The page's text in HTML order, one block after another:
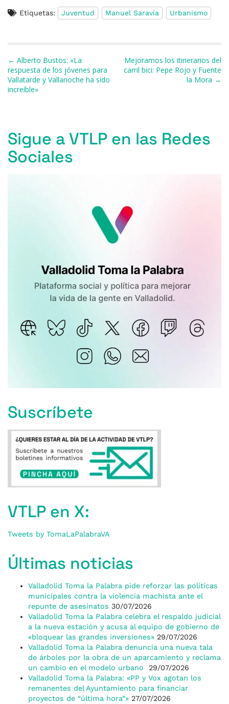
c
b
o
o
u
e
k
y
h
re
s
h
at
p
el
e
a
m
m
ai
o
m
ar
ti
Etiquetas: Juventud Manuel Saravia Urbanismo
Navegación de entradas
← Alberto Bustos: «La
respuesta de los jóvenes para
Vallatarde y Vallanoche ha sido
increíble»
Mejoramos los itinerarios del
carril bici: Pepe Rojo y Fuente
la Mora →
Sigue a VTLP en las Redes
Sociales
Suscríbete
VTLP en X:
Tweets by TomaLaPalabraVA
Últimas noticias
Valladolid Toma la Palabra pide reforzar las políticas
municipales contra la violencia machista ante el
repunte de asesinatos 30/07/2026
Valladolid Toma la Palabra celebra el respaldo judicial
a la nueva estación y acusa al equipo de gobierno de
«bloquear las grandes inversiones» 29/07/2026
Valladolid Toma la Palabra denuncia una nueva tala
de árboles por la obra de un aparcamiento y reclama
un cambio en el modelo urbano
29/07/2026
Valladolid Toma la Palabra: «PP y Vox agotan los
remanentes del Ayuntamiento para financiar
proyectos de “última hora”» 27/07/2026